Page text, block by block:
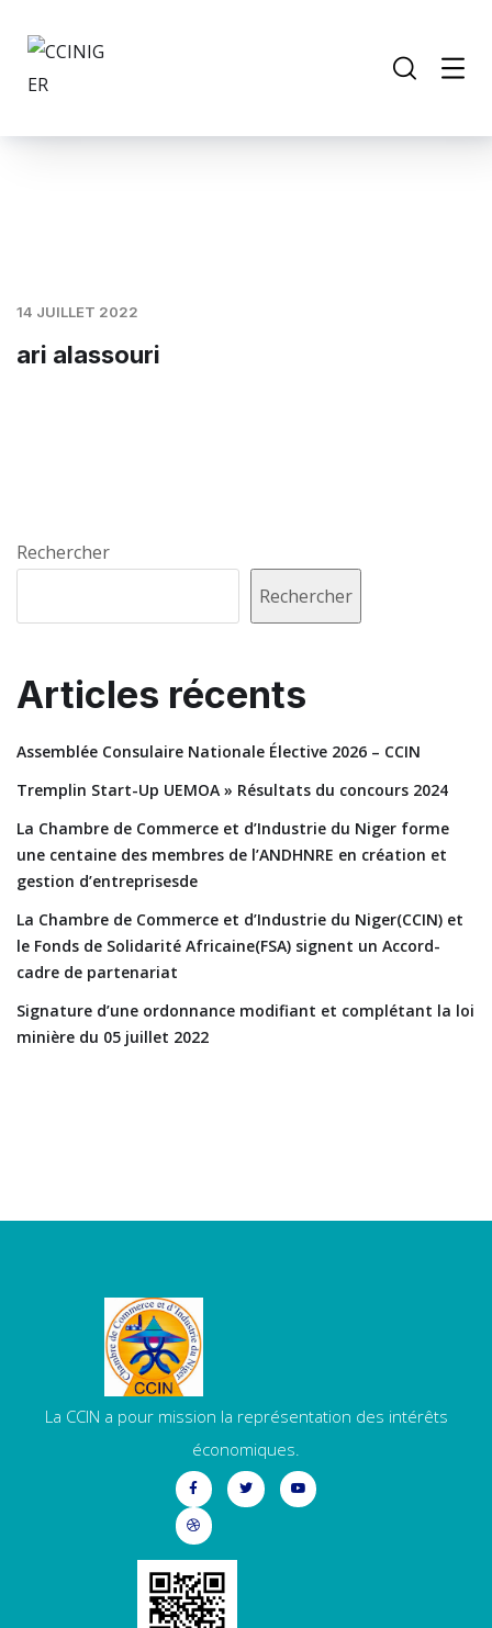
14 JUILLET 2022
ari alassouri
Rechercher
Rechercher
Articles récents
Assemblée Consulaire Nationale Élective 2026 – CCIN
Tremplin Start-Up UEMOA » Résultats du concours 2024
La Chambre de Commerce et d’Industrie du Niger forme
une centaine des membres de l’ANDHNRE en création et
gestion d’entreprisesde
La Chambre de Commerce et d’Industrie du Niger(CCIN) et
le Fonds de Solidarité Africaine(FSA) signent un Accord-
cadre de partenariat
Signature d’une ordonnance modifiant et complétant la loi
minière du 05 juillet 2022
La CCIN a pour mission la représentation des intérêts
économiques.